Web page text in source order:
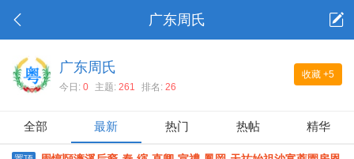
广东周氏
收藏 +5
广东周氏
今日: 0 主题: 261 排名: 26
全部 最新 热门 热帖 精华